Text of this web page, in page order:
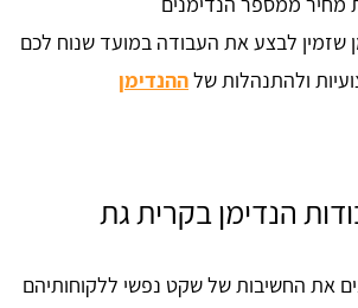
שזמין לבצע את העבודה במועד שנוח לכם
ולהתנהלות שלההנדימן
הנדימן בקרית גת
את החשיבות של שקט נפשי ללקוחותיהם